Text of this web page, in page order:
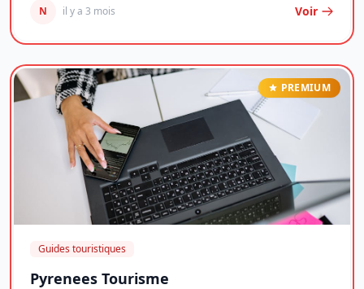
N il y a 3 mois Voir
PREMIUM
Guides touristiques
Pyrenees Tourisme